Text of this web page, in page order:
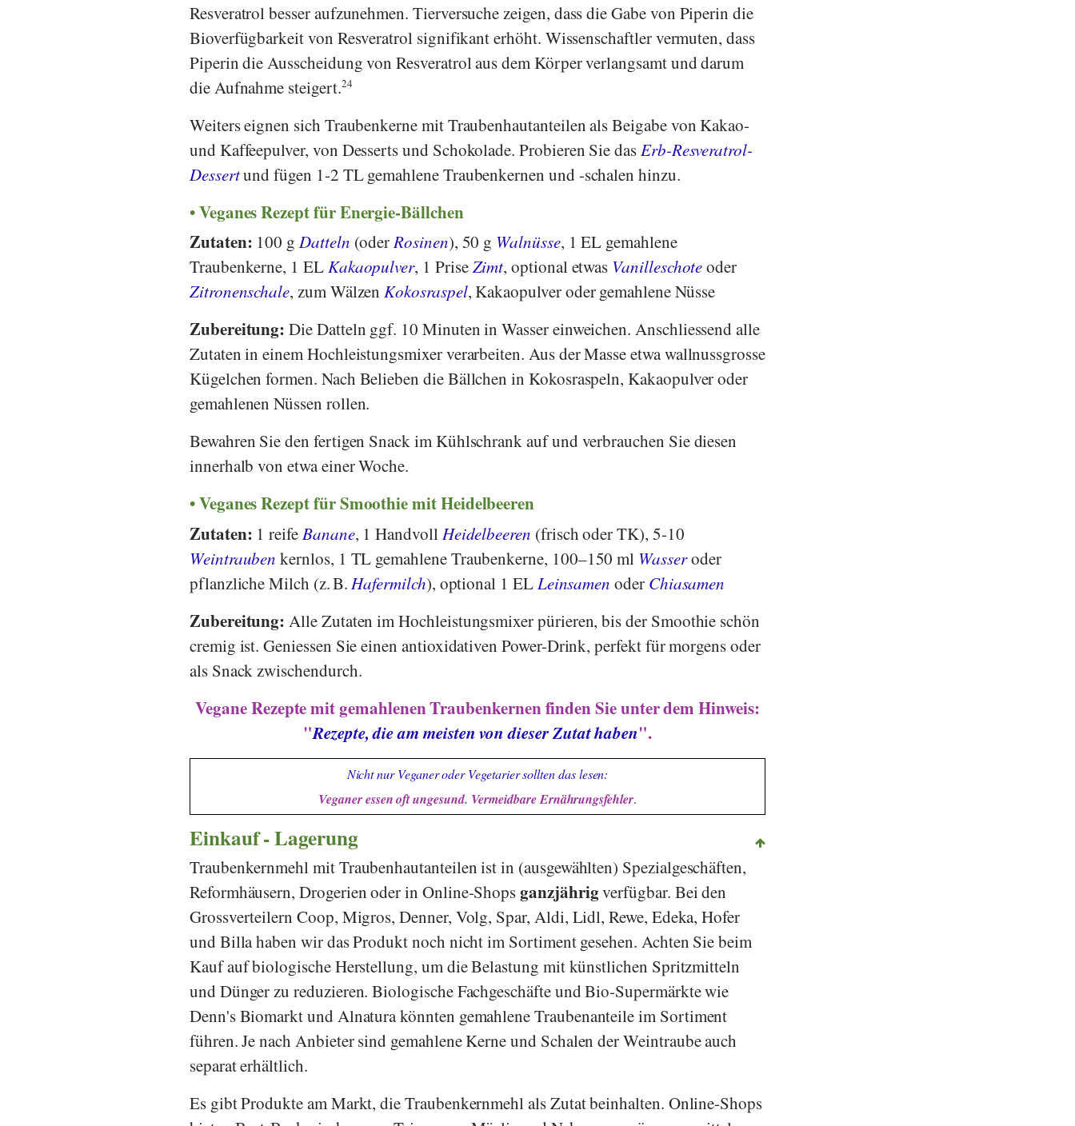
Resveratrol besser aufzunehmen. Tierversuche zeigen, dass die Gabe von Piperin die
Bioverfügbarkeit von Resveratrol signifikant erhöht. Wissenschaftler vermuten, dass
Piperin die Ausscheidung von Resveratrol aus dem Körper verlangsamt und darum
die Aufnahme steigert.24
Weiters eignen sich Traubenkerne mit Traubenhautanteilen als Beigabe von Kakao-
und Kaffeepulver, von Desserts und Schokolade. Probieren Sie dasErb-Resveratrol-
Dessertund fügen 1-2 TL gemahlene Traubenkernen und -schalen hinzu.
Veganes Rezept für Energie-Bällchen
Zutaten: 100 gDatteln (oderRosinen), 50 g Walnüsse, 1 EL gemahlene
Traubenkerne, 1 ELKakaopulver, 1 PriseZimt, optional etwas Vanilleschoteoder
Zitronenschale, zum WälzenKokosraspel, Kakaopulver oder gemahlene Nüsse
Zubereitung:Die Datteln ggf. 10 Minuten in Wasser einweichen. Anschliessend alle
Zutaten in einem Hochleistungsmixer verarbeiten. Aus der Masse etwa wallnussgrosse
Kügelchen formen. Nach Belieben die Bällchen in Kokosraspeln, Kakaopulver oder
gemahlenen Nüssen rollen.
Bewahren Sie den fertigen Snack im Kühlschrank auf und verbrauchen Sie diesen
innerhalb von etwa einer Woche.
Veganes Rezept für Smoothie mit Heidelbeeren
Zutaten: 1 reife Banane, 1 Handvoll Heidelbeeren (frisch oder TK), 5-10
Weintrauben kernlos, 1 TL gemahlene Traubenkerne, 100–150 ml Wasseroder
pflanzliche Milch (z. B. Hafermilch), optional 1 EL Leinsamen oder Chiasamen
Zubereitung: Alle Zutaten im Hochleistungsmixer pürieren, bis der Smoothie schön
cremig ist. Geniessen Sie einen antioxidativen Power-Drink, perfekt für morgens oder
als Snack zwischendurch.
Vegane Rezepte mit gemahlenen Traubenkernen finden Sie unter dem Hinweis:
"Rezepte, die am meisten von dieser Zutat haben".
Nicht nur Veganer oder Vegetarier sollten das lesen:
Veganer essen oft ungesund. Vermeidbare Ernährungsfehler.
Einkauf - Lagerung
Traubenkernmehl mit Traubenhautanteilen ist in (ausgewählten) Spezialgeschäften,
Reformhäusern, Drogerien oder in Online-Shopsganzjährigverfügbar. Bei den
Grossverteilern Coop, Migros,Denner, Volg, Spar, Aldi, Lidl,Rewe, Edeka,Hofer
und Billahaben wir das Produkt noch nicht im Sortiment gesehen. Achten Sie beim
Kauf auf biologische Herstellung, um die Belastung mit künstlichen Spritzmitteln
und Dünger zu reduzieren. Biologische Fachgeschäfte und Bio-Supermärkte wie
Denn's Biomarktund Alnaturakönnten gemahlene Traubenanteile im Sortiment
führen. Je nach Anbieter sind gemahlene Kerne und Schalen der Weintraube auch
separat erhältlich.
Es gibt Produkte am Markt, die Traubenkernmehl als Zutat beinhalten. Online-Shops